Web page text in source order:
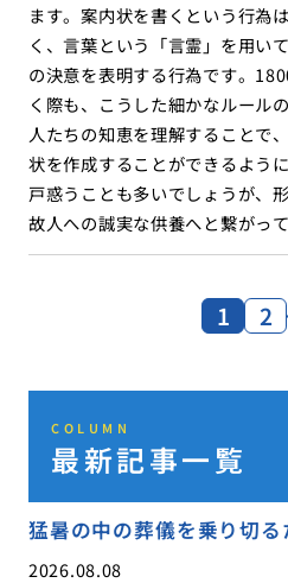
ます。案内状を書くという行為
く、言葉という「言霊」を用い
の決意を表明する行為です。
く際も、こうした細かなルール
人たちの知恵を理解することで
状を作成することができるよう
戸惑うことも多いでしょうが、
故人への誠実な供養へと繋がって
1 2
COLUMN
最新記事一覧
猛暑の中の葬儀を乗り切
2026.08.08